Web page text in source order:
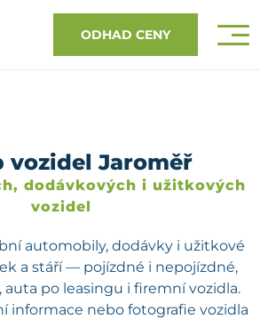
ODHAD CENY
vozidel Jaroměř
dodávkových i užitkových
vozidel
automobily, dodávky i užitkové
a stáří — pojízdné i nepojízdné,
auta po leasingu i firemní vozidla.
informace nebo fotografie vozidla